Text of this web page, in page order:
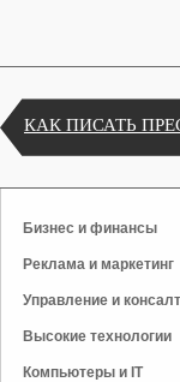
КАК ПИСАТЬ
Бизнес и финансы
Реклама и маркетинг
Управление и
Высокие технологии
Компьютеры и IT